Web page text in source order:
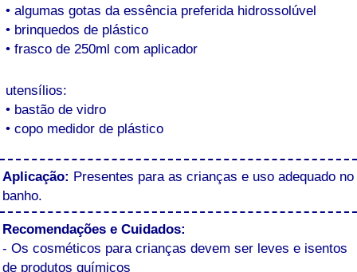
• algumas gotas da essência preferida hidrossolúvel
• brinquedos de plástico
• frasco de 250ml com aplicador
utensílios:
• bastão de vidro
• copo medidor de plástico
Aplicação: Presentes para as crianças e uso adequado no
banho.
Recomendações e Cuidados:
- Os cosméticos para crianças devem ser leves e isentos
de produtos químicos